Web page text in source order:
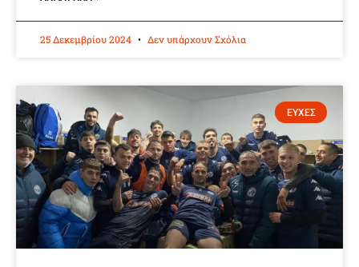
25 Δεκεμβρίου 2024 Δεν υπάρχουν Σχόλια
ΕΥΧΕΣ